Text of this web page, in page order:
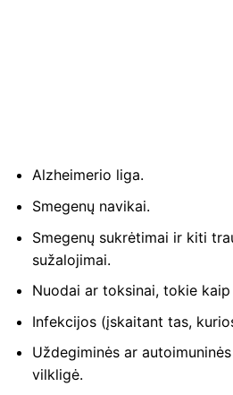
Alzheimerio liga.
Smegenų navikai.
Smegenų sukrėtimai ir kiti
sužalojimai.
Nuodai ar toksinai, tokie
Infekcijos (įskaitant tas,
Uždegiminės ar
vilkligė.